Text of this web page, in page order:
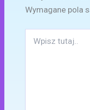
Wymagane pola
tutaj..